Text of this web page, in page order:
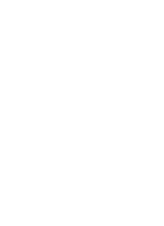
Wahl, um Ihren
Beschädigungen zu
Ihres Transporters
Gesamtbild.